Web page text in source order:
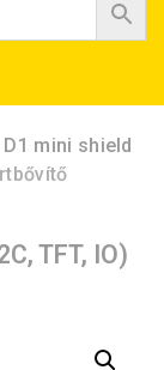
D1 mini shield
TFT, IO)